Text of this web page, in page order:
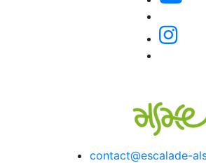
contact@escalade-